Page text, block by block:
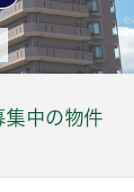
集中の物件